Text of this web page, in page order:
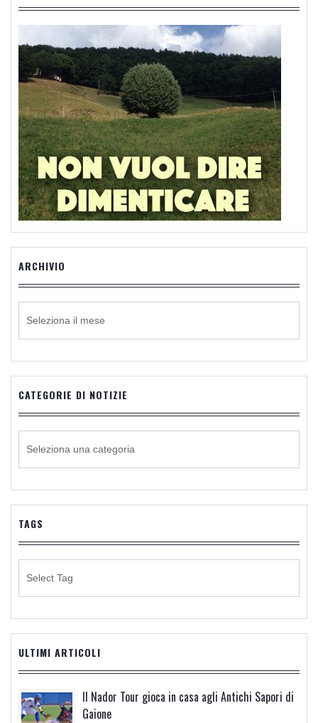
ARCHIVIO
CATEGORIE DI NOTIZIE
NOTIZIE
TAGS
ULTIMI ARTICOLI
Il Nador Tour gioca in casa agli Antichi Sapori di
Gaione